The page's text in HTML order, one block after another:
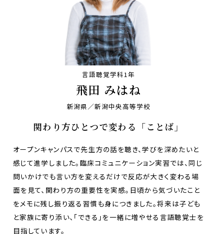
言語聴覚学科1年
飛田 みはね
新潟県／新潟中央高等学校
関わり方ひとつで変わる「ことば」
オープンキャンパスで先生方の話を聴き、学びを深めたいと
感じて進学しました。臨床コミュニケーション実習では、同じ
問いかけでも言い方を変えるだけで反応が大きく変わる場
面を見て、関わり方の重要性を実感。日頃から気づいたこと
をメモに残し振り返る習慣も身につきました。将来は子ども
と家族に寄り添い、「できる」を一緒に増やせる言語聴覚士を
目指しています。